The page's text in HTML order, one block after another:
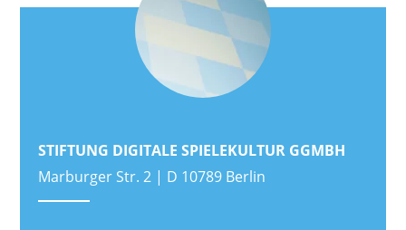
STIFTUNG DIGITALE SPIELEKULTUR GGMBH
Marburger Str. 2 | D 10789 Berlin